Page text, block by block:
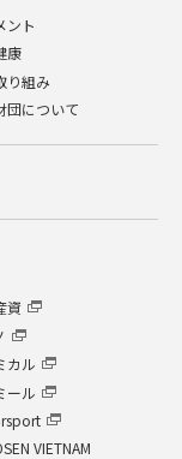
ント
康
り組み
団について
資
カル
ール
VIETNAM